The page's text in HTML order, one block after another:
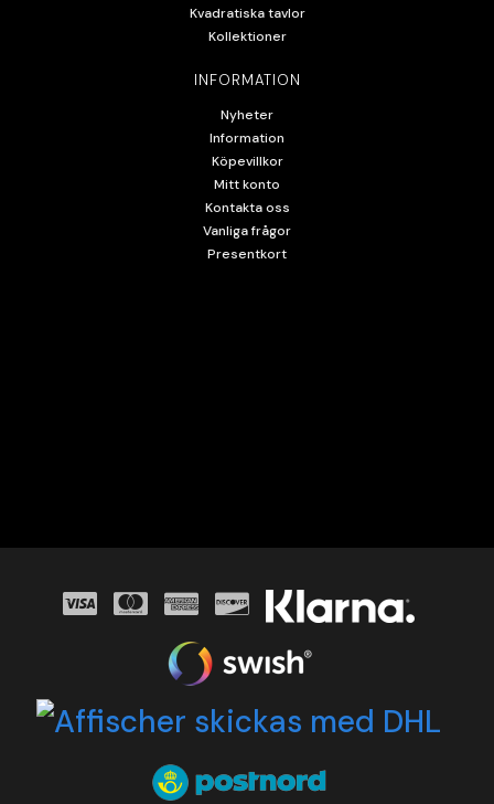
Kvadratiska tavlor
Kollektioner
INFORMATION
Nyheter
Information
Köpevillkor
Mitt konto
Kontakta oss
Vanliga frågor
Presentkort